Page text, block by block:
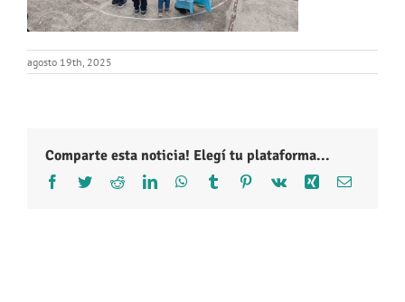
agosto 19th, 2025
Comparte esta noticia! Elegí tu plataforma...
Facebook
TwitterRedditLinkedInWhatsApp
Tumblr Pinterest
Vk Xing Correo